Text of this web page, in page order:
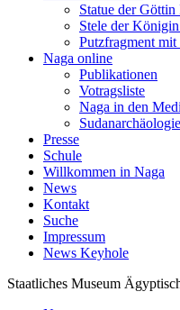
Statue der Göttin
Stele der
Putzfragment mit
Naga online
Publikationen
Votragsliste
Naga in den
Presse
Schule
Willkommen in Naga
News
Kontakt
Suche
Impressum
News Keyhole
Staatliches Museum